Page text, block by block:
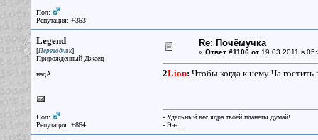
Пол:
Репутация: +363
Legend
[Переводчик]
Прирожденный Джаец
надА
Пол:
Репутация: +864
Re: Почёмучка
« Ответ #1106 от19.03.2011 в
2Lion: Чтобы когда к нему Ча
- Удельный вес ядра твоей планеты думай!
- Эээ...